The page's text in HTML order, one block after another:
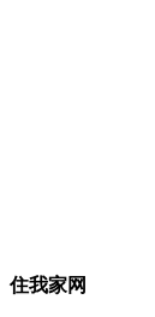
住我家网